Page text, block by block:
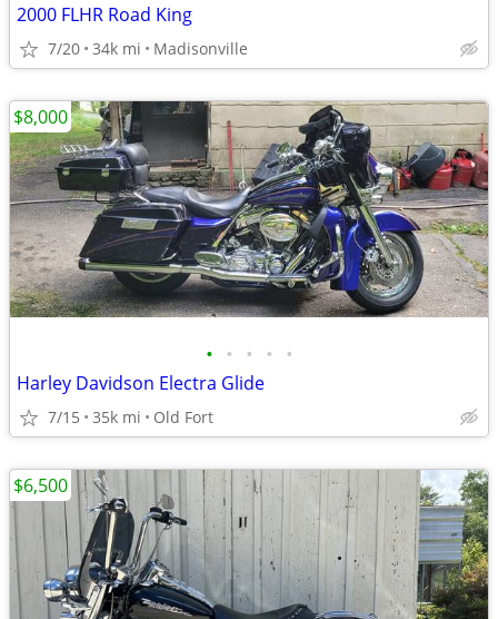
2000 FLHR Road King
7/20 34k mi Madisonville
• • • • •
Harley Davidson Electra Glide
7/15 35k mi Old Fort
$8,000
$6,500